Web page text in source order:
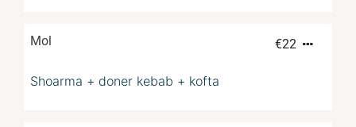
Mol €22
Shoarma + doner kebab + kofta